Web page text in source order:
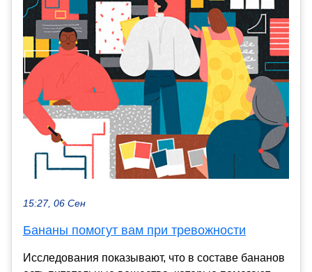
15:27, 06 Сен
Бананы помогут вам при тревожности
Исследования показывают, что в составе бананов